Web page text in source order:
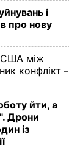
і
про нову
США між
конфлікт –
йти, а
Дрони
із